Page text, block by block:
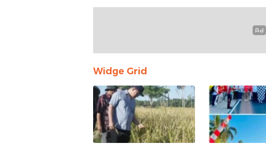
Widge Grid